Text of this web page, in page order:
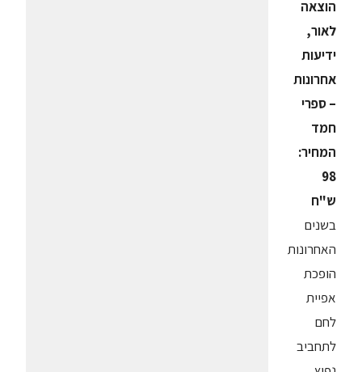
הוצאה
לאור,
ידיעות
אחרונות
– ספרי
חמד
המחיר:
98
ש"ח
בשנים
האחרונות
הופכת
אפיית
לחם
לתחביב